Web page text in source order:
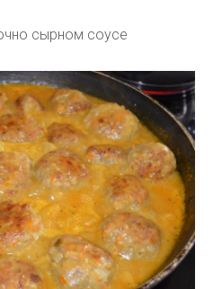
сырном соусе